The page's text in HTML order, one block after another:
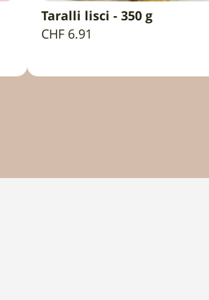
AGGIUNGI AL
Taralli lisci - 350 g
CHF6.91